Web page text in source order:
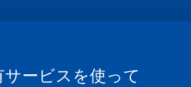
サービスを使って